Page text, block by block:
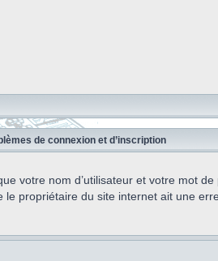
de connexion et d’inscription
votre nom d’utilisateur et votre mot
propriétaire du site internet ait une